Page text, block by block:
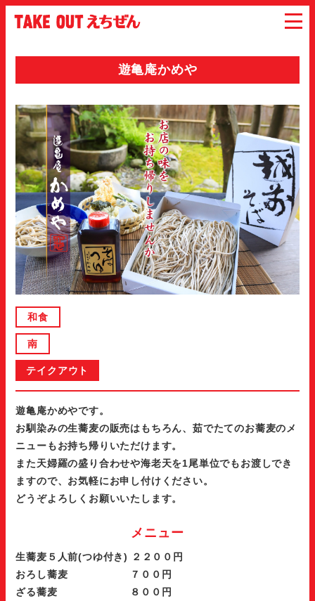
遊亀庵かめや
和食
南
テイクアウト
遊亀庵かめやです。
お馴染みの生蕎麦の販売はもちろん、茹でたてのお蕎麦のメ
ニューもお持ち帰りいただけます。
また天婦羅の盛り合わせや海老天を1尾単位でもお渡しでき
ますので、お気軽にお申し付けください。
どうぞよろしくお願いいたします。
メニュー
生蕎麦５人前(つゆ付き) ２２００円
おろし蕎麦 ７００円
ざる蕎麦 ８００円